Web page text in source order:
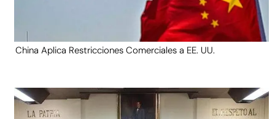
China Aplica Restricciones Comerciales a EE. UU.